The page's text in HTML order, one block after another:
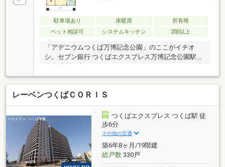
駐車場あり 床暖房
所有権
ペット相談可
システムキッチン 2階以上
「アデニウムつくば万博記念公園」のここがイチオ
シ。セブン銀行 つくばエクスプレス万博記念公園駅 共
察署万博記念公園駅前駐在所が266mのところにありま
す。中古でありながら、室内もきれいな一押しのマン
ションとなっています。不動産のことで当社にご要望
やご不明な点などがあれば、メール若しくはお電話で
ご連絡ください。経験豊富なプロのスタッフがしっか
りとお応え致します。
レーベンつくばＣＯＲＩＳ
つくばエクスプレス つくば駅 徒
歩6分
その他の交通
築6年8ヶ月/19階建
総戸数330戸